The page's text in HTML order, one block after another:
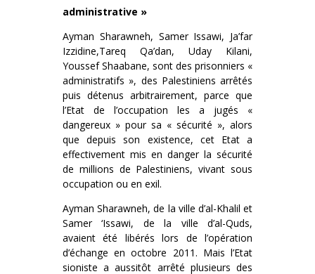
administrative »
Ayman Sharawneh, Samer Issawi, Ja’far
Izzidine,Tareq Qa’dan, Uday Kilani,
Youssef Shaabane, sont des prisonniers «
administratifs », des Palestiniens arrêtés
puis détenus arbitrairement, parce que
l’Etat de l’occupation les a jugés «
dangereux » pour sa « sécurité », alors
que depuis son existence, cet Etat a
effectivement mis en danger la sécurité
de millions de Palestiniens, vivant sous
occupation ou en exil.
Ayman Sharawneh, de la ville d’al-Khalil et
Samer ‘Issawi, de la ville d’al-Quds,
avaient été libérés lors de l’opération
d’échange en octobre 2011. Mais l’Etat
sioniste a aussitôt arrêté plusieurs des